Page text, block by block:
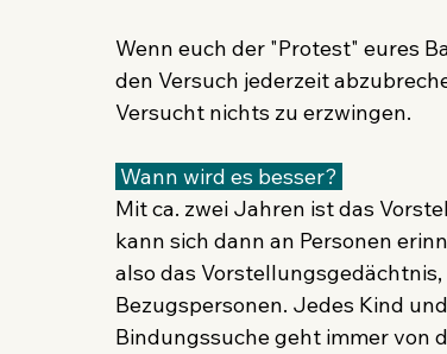
Wenn euch der "Protest" eures
den Versuch jederzeit
Versucht nichts zu erzwingen.
Wann wird es besser?
Mit ca. zwei Jahren ist das
kann sich dann an Personen
also das
Bezugspersonen. Jedes Kind
Bindungssuche geht immer von